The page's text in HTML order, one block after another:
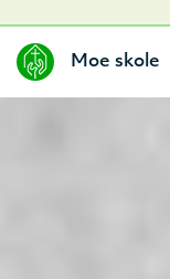
Moe skole